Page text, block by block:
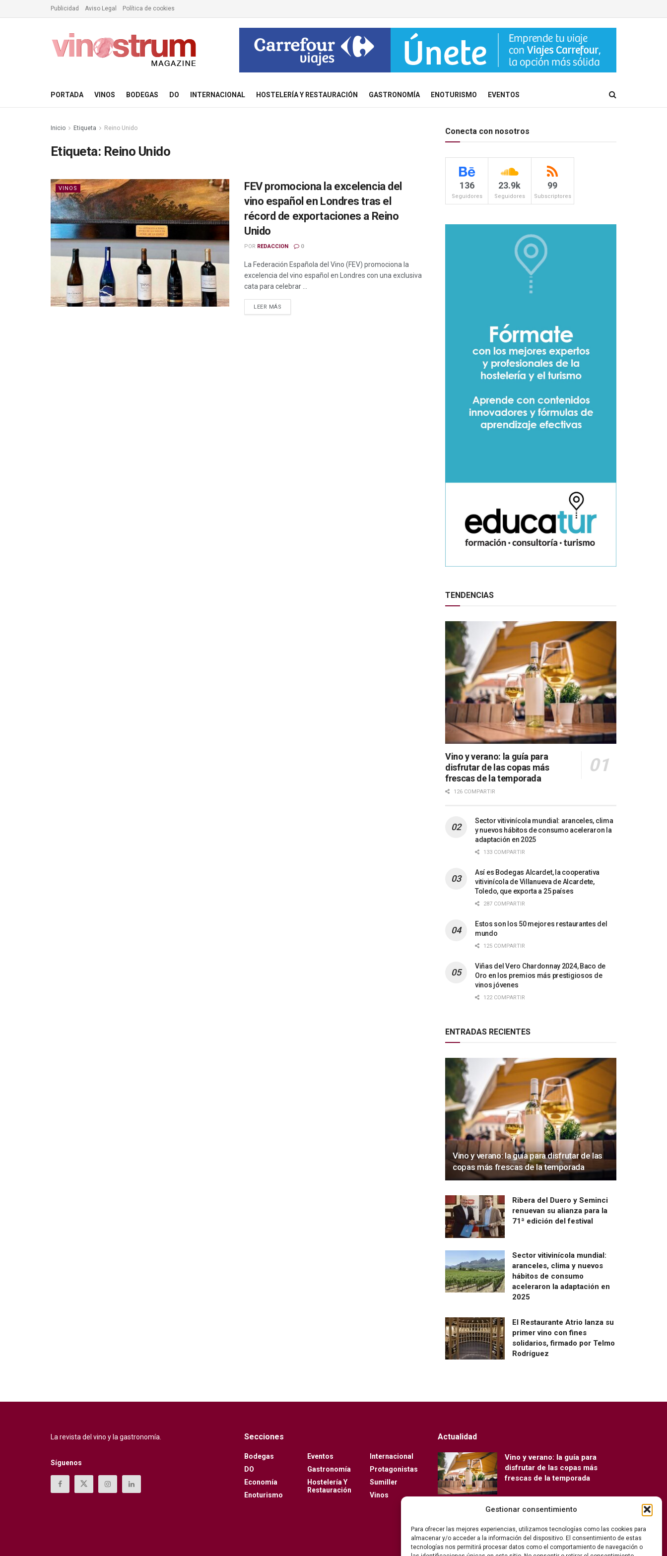
Gestionar consentimiento
Para ofrecer las mejores experiencias, utilizamos tecnologías como las cookies para
almacenar y/o acceder a la información del dispositivo. El consentimiento de estas
tecnologías nos permitirá procesar datos como el comportamiento de navegación o
Publicidad Aviso Legal Política de cookies
PORTADA VINOS BODEGAS DO INTERNACIONAL HOSTELERÍA Y RESTAURACIÓN GASTRONOMÍA ENOTURISMO EVENTOS
Inicio Etiqueta Reino Unido
Etiqueta: Reino Unido
VINOS
FEV promociona la excelencia del
vino español en Londres tras el
récord de exportaciones a Reino
Unido
POR REDACCION 0
La Federación Española del Vino (FEV) promociona la
excelencia del vino español en Londres con una exclusiva
cata para celebrar ...
LEER MÁS
Conecta con nosotros
136
Seguidores
23.9k
Seguidores
99
Subscriptores
TENDENCIAS
Vino y verano: la guía para
disfrutar de las copas más
frescas de la temporada
126 COMPARTIR
Sector vitivinícola mundial: aranceles, clima
y nuevos hábitos de consumo aceleraron la
adaptación en 2025
133 COMPARTIR
Así es Bodegas Alcardet, la cooperativa
vitivinícola de Villanueva de Alcardete,
Toledo, que exporta a 25 países
287 COMPARTIR
Estos son los 50 mejores restaurantes del
mundo
125 COMPARTIR
Viñas del Vero Chardonnay 2024, Baco de
Oro en los premios más prestigiosos de
vinos jóvenes
122 COMPARTIR
ENTRADAS RECIENTES
Vino y verano: la guía para disfrutar de las
copas más frescas de la temporada
Ribera del Duero y Seminci
renuevan su alianza para la
71ª edición del festival
Sector vitivinícola mundial:
aranceles, clima y nuevos
hábitos de consumo
aceleraron la adaptación en
2025
El Restaurante Atrio lanza su
primer vino con fines
solidarios, firmado por Telmo
Rodríguez
La revista del vino y la gastronomía.
Síguenos
Secciones
Bodegas
DO
Economía
Enoturismo
Eventos
Gastronomía
Hostelería Y
Restauración
Internacional
Protagonistas
Sumiller
Vinos
Actualidad
Vino y verano: la guía para
disfrutar de las copas más
frescas de la temporada
Ribera del Duero y Seminci
edición del festival